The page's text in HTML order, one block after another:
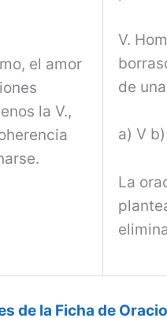
el amor
la V.,
V.
de
a) V
La
de la Ficha de